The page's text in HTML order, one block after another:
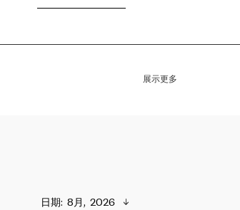
展示更多
日期: 8月,  2026